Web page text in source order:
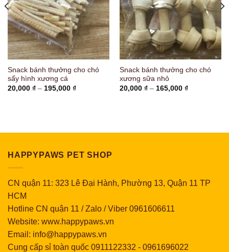
Snack bánh thưởng cho chó
sấy hình xương cá
20,000 ₫ – 195,000 ₫Khoảng
Snack bánh thưởng cho chó
xương sữa nhỏ
20,000 ₫ – 165,000 ₫Khoảng
HAPPYPAWS PET SHOP
CN quận 11: 323 Lê Đại Hành, Phường 13, Quận 11 TP
HCM
Hotline CN quận 11 / Zalo / Viber 0961606611
Website: www.happypaws.vn
Email: info@happypaws.vn
Cung cấp sỉ toàn quốc 0911122332 - 0961696022